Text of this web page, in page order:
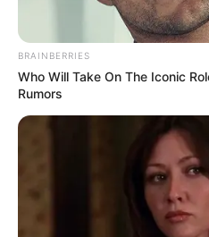
BRAINBERRIES
Who Will Take On The Iconic
Rumors